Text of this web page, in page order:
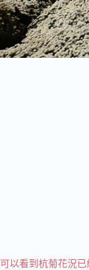
可以看到杭菊花況